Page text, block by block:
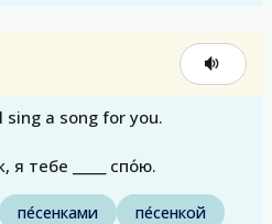
a song for you.
тебе _____ спо́ю.
пе́сенками
пе́сенкой